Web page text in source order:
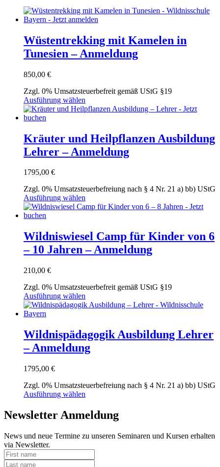
Wüstentrekking mit Kamelen in
Tunesien – Anmeldung
850,00 €
Zzgl. 0% Umsatzsteuerbefreit gemäß UStG §19
Ausführung wählen
Produkt
Varianten
auf.
Die
der
gewählt
Kräuter und Heilpflanzen Ausbildung
Lehrer – Anmeldung
1795,00 €
Zzgl. 0% Umsatzsteuerbefreiung nach § 4 Nr. 21 a) bb) UStG
Ausführung wählen
Produkt
Varianten
auf.
Die
der
gewählt
Wildniswiesel Camp für Kinder von 6
– 10 Jahren – Anmeldung
210,00 €
Zzgl. 0% Umsatzsteuerbefreit gemäß UStG §19
Ausführung wählen
Produkt
Varianten
auf.
Die
der
werden
Wildnispädagogik Ausbildung Lehrer
– Anmeldung
1795,00 €
Zzgl. 0% Umsatzsteuerbefreiung nach § 4 Nr. 21 a) bb) UStG
Ausführung wählen
weist
mehrere
auf.
Newsletter Anmeldung
News und neue Termine zu unseren Seminaren und Kursen erhalten
via Newsletter.